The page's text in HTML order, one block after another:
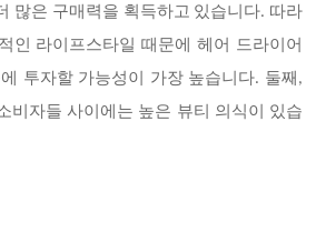
많은 구매력을 획득하고 있습니다. 따라
인 라이프스타일 때문에 헤어 드라이어
투자할 가능성이 가장 높습니다. 둘째,
비자들 사이에는 높은 뷰티 의식이 있습